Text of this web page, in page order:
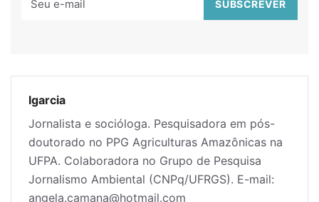
lgarcia
Jornalista e socióloga. Pesquisadora em pós-
doutorado no PPG Agriculturas Amazônicas na
UFPA. Colaboradora no Grupo de Pesquisa
Jornalismo Ambiental (CNPq/UFRGS). E-mail:
angela.camana@hotmail.com